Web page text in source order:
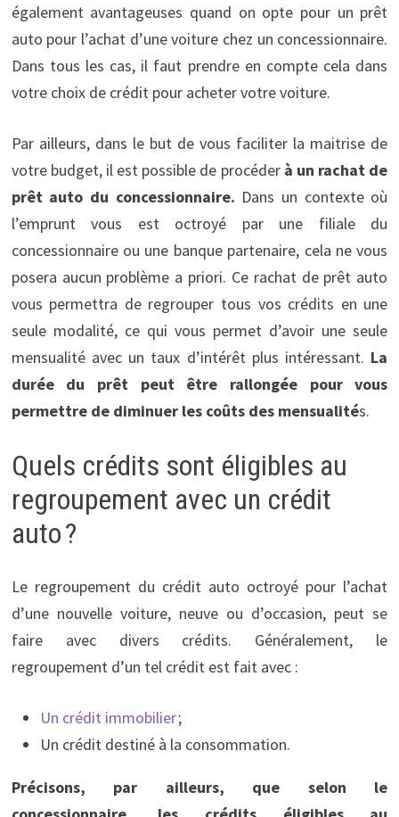
également avantageuses quand on opte pour un prêt
auto pour l’achat d’une voiture chez un concessionnaire.
Dans tous les cas, il faut prendre en compte cela dans
votre choix de crédit pour acheter votre voiture.
Par ailleurs, dans le but de vous faciliter la maitrise de
votre budget, il est possible de procéder à un rachat de
prêt auto du concessionnaire. Dans un contexte où
l’emprunt vous est octroyé par une filiale du
concessionnaire ou une banque partenaire, cela ne vous
posera aucun problème a priori. Ce rachat de prêt auto
vous permettra de regrouper tous vos crédits en une
seule modalité, ce qui vous permet d’avoir une seule
mensualité avec un taux d’intérêt plus intéressant. La
durée du prêt peut être rallongée pour vous
permettre de diminuer les coûts des mensualités.
Quels crédits sont éligibles au
regroupement avec un crédit
auto ?
Le regroupement du crédit auto octroyé pour l’achat
d’une nouvelle voiture, neuve ou d’occasion, peut se
faire avec divers crédits. Généralement, le
regroupement d’un tel crédit est fait avec :
Un crédit immobilier;
Un crédit destiné à la consommation.
Précisons, par ailleurs, que selon le